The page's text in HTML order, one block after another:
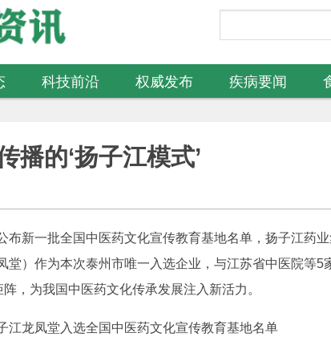
科技前沿 权威发布 疾病要闻
播的‘扬子江模式’
新一批全国中医药文化宣传教育基地名单，扬子江药业
堂）作为本次泰州市唯一入选企业，与江苏省中医院等5
，为我国中医药文化传承发展注入新活力。